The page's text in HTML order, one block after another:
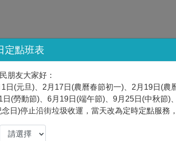
速演練，請預為因應
辦「清潔人員環境教育訓練曁自強活動」,
定點班表
朋友大家好：
日(元旦)、2月17日(農曆春節初一)、2月19日(
日(勞動節)、6月19日(端午節)、9月25日(中秋節
念日)停止沿街垃圾收運，當天改為定時定點服務